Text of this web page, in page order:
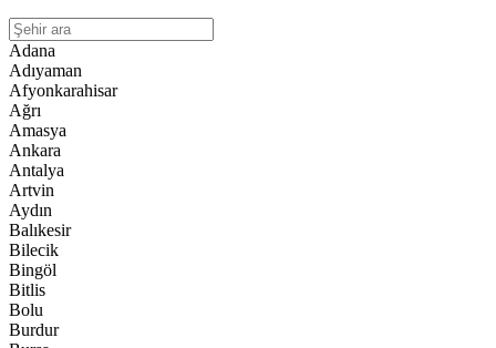
Adana
Adıyaman
Afyonkarahisar
Ağrı
Amasya
Ankara
Antalya
Artvin
Aydın
Balıkesir
Bilecik
Bingöl
Bitlis
Bolu
Burdur